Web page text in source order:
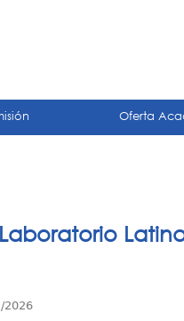
Oferta
Laboratorio
2026